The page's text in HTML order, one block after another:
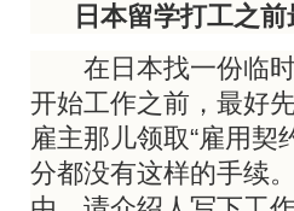
日本留学打工之前
在日本找一份临时
开始工作之前，最好
雇主那儿领取“雇用契
分都没有这样的手续